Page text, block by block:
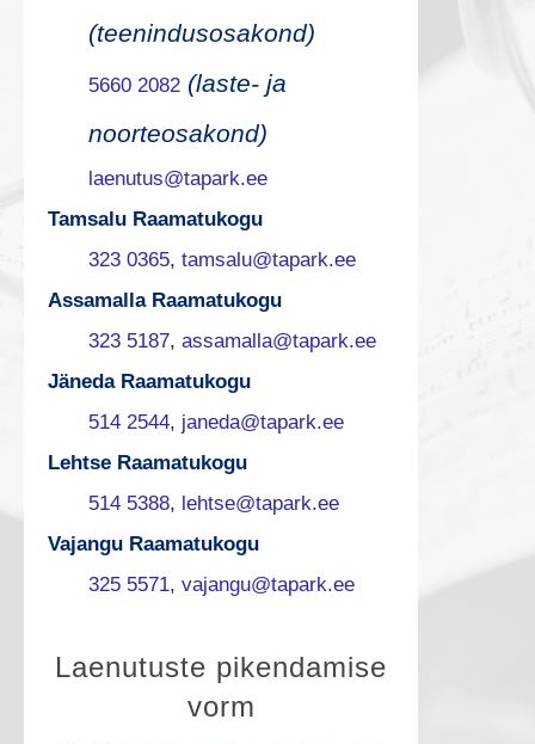
(teenindusosakond)
5660 2082 (laste- ja
noorteosakond)
laenutus@tapark.ee
Tamsalu Raamatukogu
323 0365, tamsalu@tapark.ee
Assamalla Raamatukogu
323 5187, assamalla@tapark.ee
Jäneda Raamatukogu
514 2544, janeda@tapark.ee
Lehtse Raamatukogu
514 5388, lehtse@tapark.ee
Vajangu Raamatukogu
325 5571, vajangu@tapark.ee
LLaenutuste pikendamise
vorm